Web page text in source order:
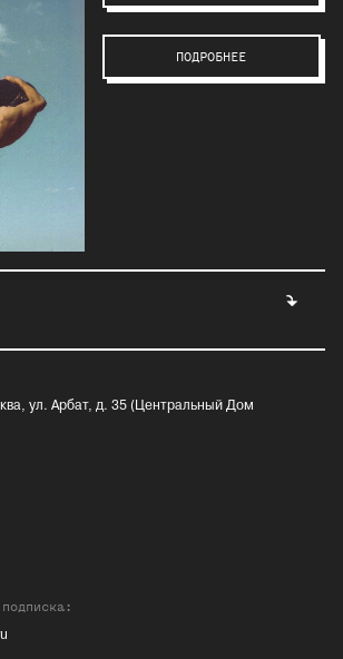
ПОДРОБНЕЕ
ул. Арбат, д. 35 (Центральный Дом